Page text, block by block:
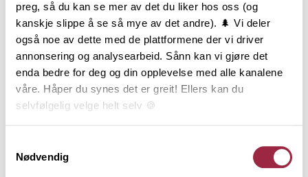
preg, så du kan se mer av det du liker hos oss (og
kanskje slippe å se så mye av det andre). 🌲 Vi deler
også noe av dette med de plattformene der vi driver
annonsering og analysearbeid. Sånn kan vi gjøre det
enda bedre for deg og din opplevelse med alle kanalene
våre. Håper du synes det er greit! Ellers kan du
selvfølgelig velge helt selv 🍪
Nødvendig
Moderne fasade med vinduer som slipper inn
masse lys.
Utdrag fra søknaden til
“Alt snekker- og bygningsarbeid har blitt utført av
oss selv. Vi hadde som mål at prosjektet skulle ha